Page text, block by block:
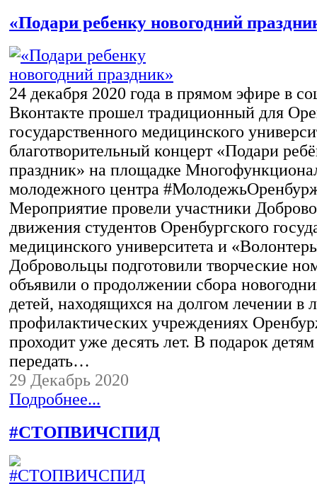
«Подари ребенку новогодний
24 декабря 2020 года в прямом эфире в
Вконтакте прошел традиционный для
государственного медицинского
благотворительный концерт «Подари
праздник» на площадке
молодежного центра
Мероприятие провели участники
движения студентов Оренбургского
медицинского университета и
Добровольцы подготовили творческие
объявили о продолжении сбора
детей, находящихся на долгом лечении в
профилактических учреждениях
проходит уже десять лет. В подарок
передать…
29 Декабрь 2020
Подробнее...
#СТОПВИЧСПИД